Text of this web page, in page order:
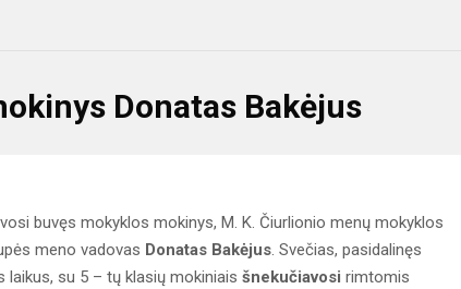
Donatas Bakėjus
buvęs mokyklos mokinys, M. K. Čiurlionio menų mokyklos
meno vadovas Donatas Bakėjus. Svečias, pasidalinęs
su 5 – tų klasių mokiniais šnekučiavosi rimtomis